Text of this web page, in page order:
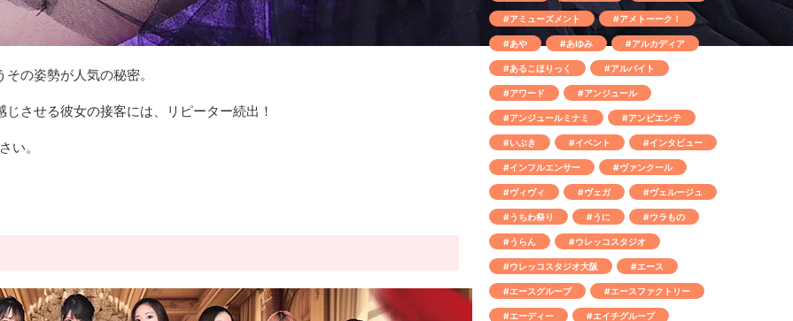
の姿勢が人気の秘密。
させる彼女の接客には、リピーター続出！
い。
#アミューズメント #アメトーーク！
#あや #あゆみ #アルカディア
#あるこほりっく #アルバイト
#アワード #アンジュール
#アンジュールミナミ #アンビエンテ
#いぶき #イベント #インタビュー
#インフルエンサー #ヴァンクール
#ヴィヴィ #ヴェガ #ヴェルージュ
#うちわ祭り #うに #ウラもの
#うらん #ウレッコスタジオ
#ウレッコスタジオ大阪 #エース
#エースグループ #エースファクトリー
#エーディー #エイチグループ